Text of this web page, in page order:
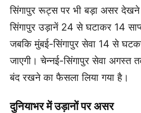
सिंगापुर रूट्स पर भी बड़ा असर देखने
सिंगापुर उड़ानें 24 से घटाकर 14
जबकि मुंबई-सिंगापुर सेवा 14 से
जाएगी। चेन्नई-सिंगापुर सेवा अगस्त
बंद रखने का फैसला लिया गया है।
दुनियाभर में उड़ानों पर असर